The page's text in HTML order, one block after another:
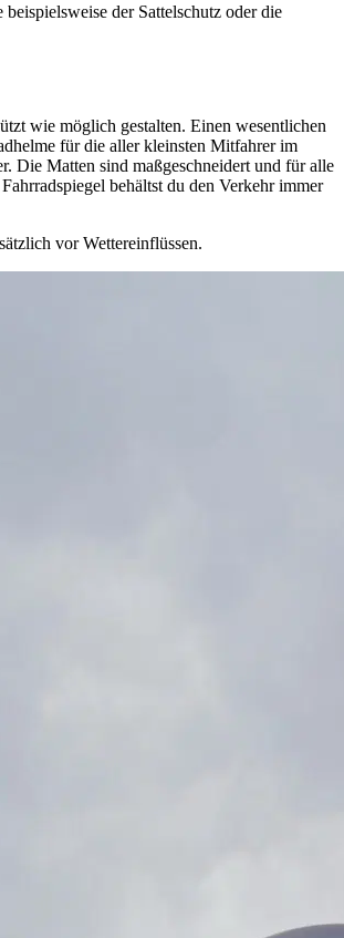
der Sattelschutz oder die
wie möglich gestalten. Einen wesentlichen
für die aller kleinsten Mitfahrer im
Die Matten sind maßgeschneidert und für alle
behältst du den Verkehr immer
vor Wettereinflüssen.